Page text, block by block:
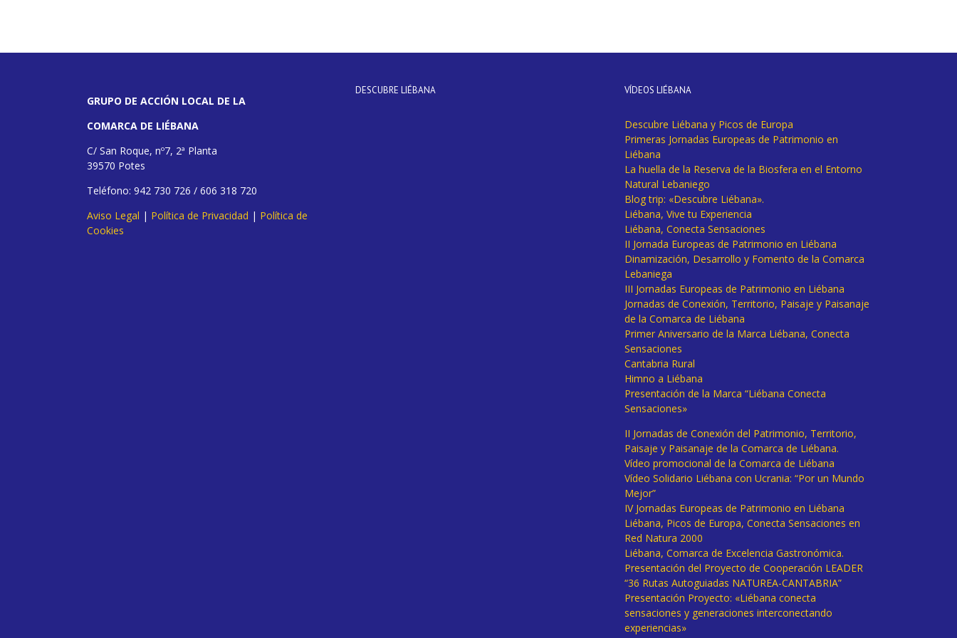
GRUPO DE ACCIÓN LOCAL DE LA
COMARCA DE LIÉBANA
C/ San Roque, nº7, 2ª Planta
39570 Potes
Teléfono: 942 730 726 / 606 318 720
Aviso Legal | Política de Privacidad | Política de
Cookies
DESCUBRE LIÉBANA VÍDEOS LIÉBANA
Descubre Liébana y Picos de Europa
Primeras Jornadas Europeas de Patrimonio en
Liébana
La huella de la Reserva de la Biosfera en el Entorno
Natural Lebaniego
Blog trip: «Descubre Liébana».
Liébana, Vive tu Experiencia
Liébana, Conecta Sensaciones
II Jornada Europeas de Patrimonio en Liébana
Dinamización, Desarrollo y Fomento de la Comarca
Lebaniega
III Jornadas Europeas de Patrimonio en Liébana
Jornadas de Conexión, Territorio, Paisaje y Paisanaje
de la Comarca de Liébana
Primer Aniversario de la Marca Liébana, Conecta
Sensaciones
Cantabria Rural
Himno a Liébana
Presentación de la Marca “Liébana Conecta
Sensaciones»
II Jornadas de Conexión del Patrimonio, Territorio,
Paisaje y Paisanaje de la Comarca de Liébana.
Vídeo promocional de la Comarca de Liébana
Vídeo Solidario Liébana con Ucrania: “Por un Mundo
Mejor”
IV Jornadas Europeas de Patrimonio en Liébana
Liébana, Picos de Europa, Conecta Sensaciones en
Red Natura 2000
Liébana, Comarca de Excelencia Gastronómica.
Presentación del Proyecto de Cooperación LEADER
“36 Rutas Autoguiadas NATUREA-CANTABRIA”
Presentación Proyecto: «Liébana conecta
sensaciones y generaciones interconectando
experiencias»